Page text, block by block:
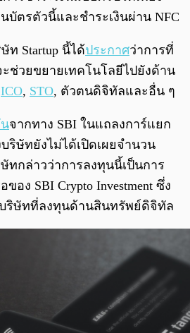
บัตรตัวนี้และชำระเงินผ่าน NFC
ท Startup นี้ได้ประกาศว่าการที่
ช่วยขยายเทคโนโลยีไปยังด้าน
ICO, STO, ตัวตนดิจิทัลและอื่น ๆ
จากทาง SBI ในแถลงการ์แยก
ษัทยังไม่ได้เปิดเผยจำนวน
ทกล่าวว่าการลงทุนนี้เป็นการ
อง SBI Crypto Investment ซึ่ง
บริษัทที่ลงทุนด้านสินทรัพย์ดิจิทัล